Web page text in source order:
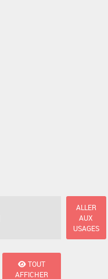
ALLER
AUX
USAGES
TOUT
AFFICHER